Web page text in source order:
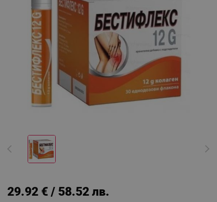
29.92 € / 58.52 лв.